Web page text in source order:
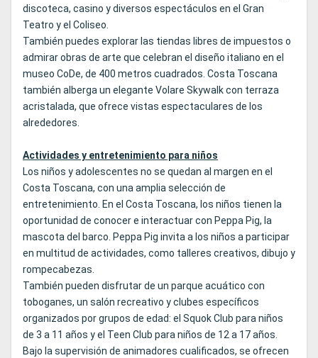
discoteca, casino y diversos espectáculos en el Gran
Teatro y el Coliseo.
También puedes explorar las tiendas libres de impuestos o
admirar obras de arte que celebran el diseño italiano en el
museo CoDe, de 400 metros cuadrados. Costa Toscana
también alberga un elegante Volare Skywalk con terraza
acristalada, que ofrece vistas espectaculares de los
alrededores.
Actividades y entretenimiento para niños
Los niños y adolescentes no se quedan al margen en el
Costa Toscana, con una amplia selección de
entretenimiento. En el Costa Toscana, los niños tienen la
oportunidad de conocer e interactuar con Peppa Pig, la
mascota del barco. Peppa Pig invita a los niños a participar
en multitud de actividades, como talleres creativos, dibujo y
rompecabezas.
También pueden disfrutar de un parque acuático con
toboganes, un salón recreativo y clubes específicos
organizados por grupos de edad: el Squok Club para niños
de 3 a 11 años y el Teen Club para niños de 12 a 17 años.
Bajo la supervisión de animadores cualificados, se ofrecen